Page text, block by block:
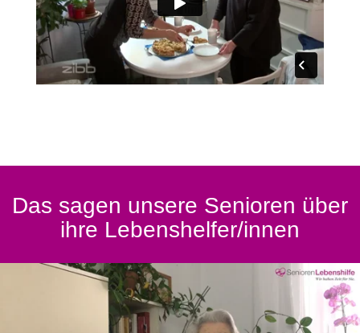
Das sagen unsere Senioren über
ihre Lebenshelfer/innen